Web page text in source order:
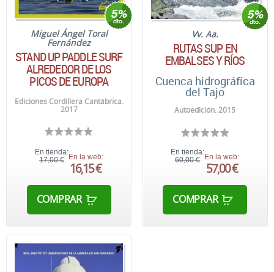
Miguel Ángel Toral
Fernández
STAND UP PADDLE SURF
ALREDEDOR DE LOS
PICOS DE EUROPA
Ediciones Cordillera Cantábrica.
2017
En tienda:
17,00 € En la web:
16,15 €
COMPRAR
Vv. Aa.
RUTAS SUP EN
EMBALSES Y RÍOS
Cuenca hidrográfica
del Tajo
Autoedición. 2015
En tienda:
60,00 €
En la web:
57,00 €
COMPRAR